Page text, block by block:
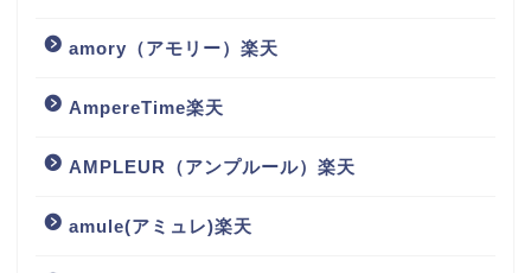
amory（アモリー）楽天
AmpereTime楽天
AMPLEUR（アンプルール）楽天
amule(アミュレ)楽天